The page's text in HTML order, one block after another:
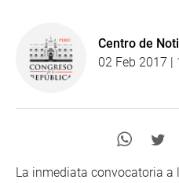
Centro de
02 Feb 2017 |
La inmediata convocatoria a